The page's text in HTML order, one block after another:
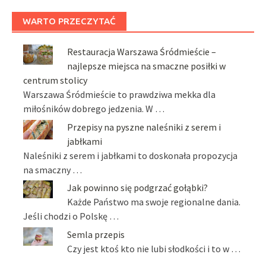
WARTO PRZECZYTAĆ
Restauracja Warszawa Śródmieście –
najlepsze miejsca na smaczne posiłki w
centrum stolicy
Warszawa Śródmieście to prawdziwa mekka dla
miłośników dobrego jedzenia. W …
Przepisy na pyszne naleśniki z serem i
jabłkami
Naleśniki z serem i jabłkami to doskonała propozycja
na smaczny …
Jak powinno się podgrzać gołąbki?
Każde Państwo ma swoje regionalne dania.
Jeśli chodzi o Polskę …
Semla przepis
Czy jest ktoś kto nie lubi słodkości i to w …